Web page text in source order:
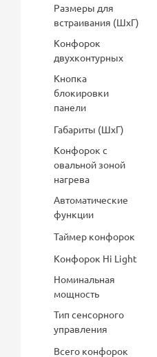
Размеры для
встраивания (ШхГ)
Конфорок
двухконтурных
Кнопка
блокировки
панели
Габариты (ШхГ)
Конфорок с
овальной зоной
нагрева
Автоматические
функции
Таймер конфорок
Конфорок Hi Light
Номинальная
мощность
Тип сенсорного
управления
Всего конфорок